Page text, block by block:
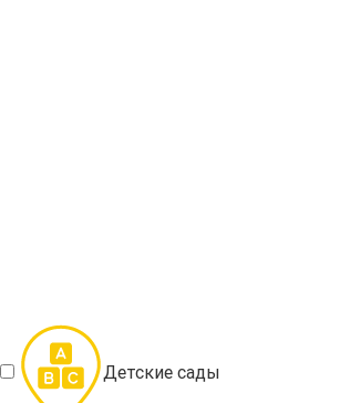
Детские сады